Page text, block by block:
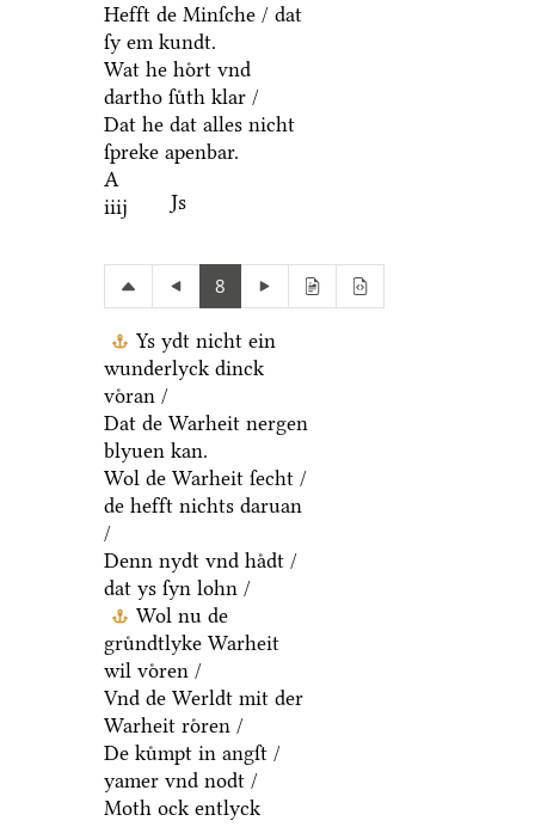
Hefft de Minſche / dat
ſy em kundt.
Wat he hoͤrt vnd
dartho ſuͤth klar /
Dat he dat alles nicht
ſpreke apenbar.
A
iiij
Js
8
Ys ydt nicht ein
wunderlyck dinck
voͤran /
Dat de Warheit nergen
blyuen kan.
Wol de Warheit ſecht /
de hefft nichts daruan
/
Denn nydt vnd haͤdt /
dat ys ſyn lohn /
Wol nu de
gruͤndtlyke Warheit
wil voͤren /
Vnd de Werldt mit der
Warheit roͤren /
De kuͤmpt in angſt /
yamer vnd nodt /
Moth ock entlyck